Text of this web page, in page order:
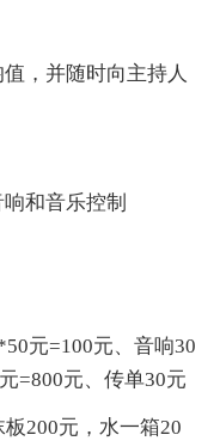
并随时向主持人
和音乐控制
元=100元、音响30
=800元、传单30元
200元，水一箱20